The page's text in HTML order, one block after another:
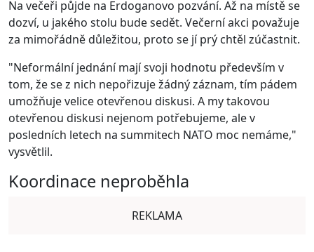
Na večeři půjde na Erdoganovo pozvání. Až na místě se
dozví, u jakého stolu bude sedět. Večerní akci považuje
za mimořádně důležitou, proto se jí prý chtěl zúčastnit.
"Neformální jednání mají svoji hodnotu především v
tom, že se z nich nepořizuje žádný záznam, tím pádem
umožňuje velice otevřenou diskusi. A my takovou
otevřenou diskusi nejenom potřebujeme, ale v
posledních letech na summitech NATO moc nemáme,"
vysvětlil.
Koordinace neproběhla
REKLAMA